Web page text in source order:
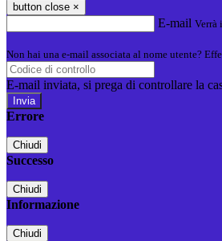
button close ×
E-mail Verrà
Non hai una e-mail associata al nome utente?
E-mail inviata, si prega di controllare la
Errore
Chiudi
Successo
Chiudi
Informazione
Chiudi